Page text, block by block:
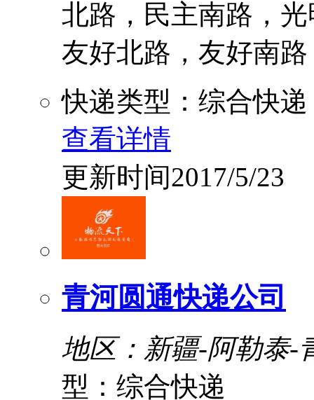
北路，民主南路，
友好北路，友好南
快递类型：综合快递
查看详情
更新时间2017/5/23
青河圆通快递公司
地区：新疆-阿勒泰-
型：综合快递